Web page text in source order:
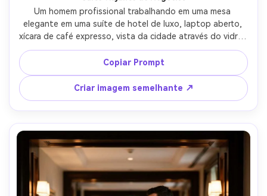
Um homem profissional trabalhando em uma mesa
elegante em uma suíte de hotel de luxo, laptop aberto,
xícara de café expresso, vista da cidade através do vidro,
usando uma camisa branca nítida com mangas enroladas,
expressão focada, mistura de luz natural e de lâmpada,
tirado em Nikon Z8, 50mm f/1.4, retrato sincero de meio
corpo, fotorealista, moderno look editorial corporativo-
AR 4:5
Copiar Prompt
Criar imagem semelhante ↗